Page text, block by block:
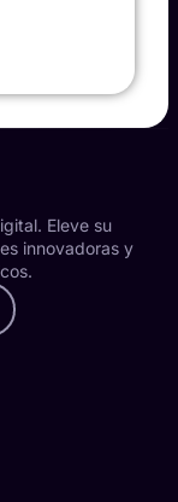
Eleve su
innovadoras y